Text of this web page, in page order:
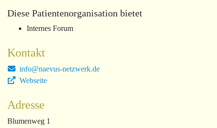
Diese Patientenorganisation bietet
Internes Forum
Kontakt
info@naevus-netzwerk.de
Webseite
Adresse
Blumenweg 1